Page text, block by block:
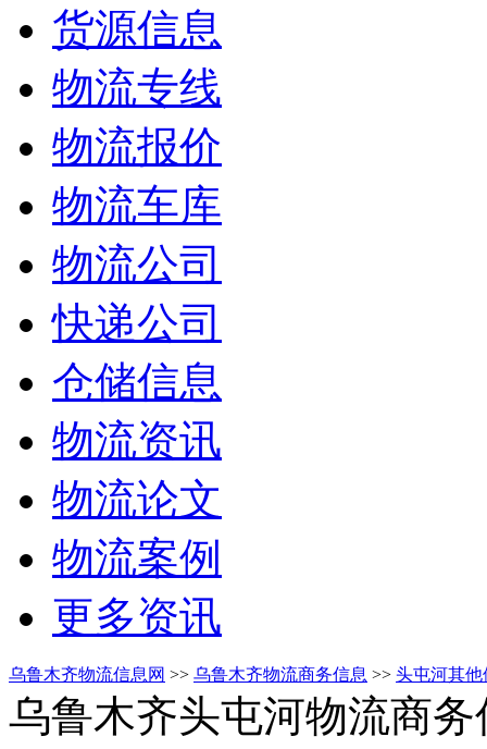
货源信息
物流专线
物流报价
物流车库
物流公司
快递公司
仓储信息
物流资讯
物流论文
物流案例
更多资讯
乌鲁木齐物流信息网 >> 乌鲁木齐物流商务信息 >> 头屯河其他
乌鲁木齐头屯河物流商